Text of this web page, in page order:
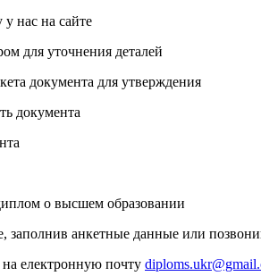
у нас на сайте
для уточнения деталей
документа для утверждения
документа
о высшем образовании
заполнив анкетные данные или
електронную почту